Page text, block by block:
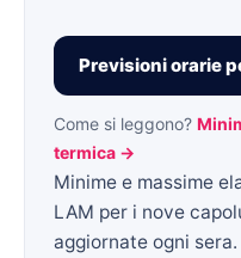
Previsioni orarie
Come si leggono?
termica →
Minime e massime
LAM per i nove
aggiornate ogni